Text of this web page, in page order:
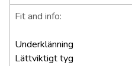
Fit and info:
Underklänning
Lättviktigt tyg